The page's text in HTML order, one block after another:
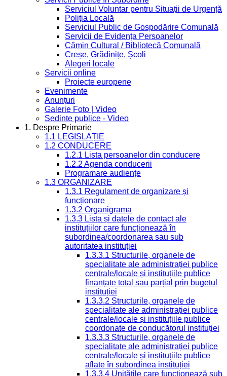
Serviciul Voluntar pentru Situații de Urgență
Poliția Locală
Serviciul Public de Gospodărire Comunală
Servicii de Evidența Persoanelor
Cămin Cultural / Bibliotecă Comunală
Creșe, Grădinițe, Școli
Alegeri locale
Servicii online
Proiecte europene
Evenimente
Anunțuri
Galerie Foto | Video
Sedinte publice - Video
1. Despre Primarie
1.1 LEGISLAȚIE
1.2 CONDUCERE
1.2.1 Lista persoanelor din conducere
1.2.2 Agenda conducerii
Programare audiențe
1.3 ORGANIZARE
1.3.1 Regulament de organizare și
funcționare
1.3.2 Organigrama
1.3.3 Lista și datele de contact ale
instituțiilor care funcționează în
subordinea/coordonarea sau sub
autoritatea instituției
1.3.3.1 Structurile, organele de
specialitate ale administrației publice
centrale/locale și instituțiile publice
finanțate total sau parțial prin bugetul
instituției
1.3.3.2 Structurile, organele de
specialitate ale administrației publice
centrale/locale și instituțiile publice
coordonate de conducătorul instituției
1.3.3.3 Structurile, organele de
specialitate ale administrației publice
centrale/locale și instituțiile publice
aflate în subordinea instituției
1.3.3.4 Unitățile care funcționează sub